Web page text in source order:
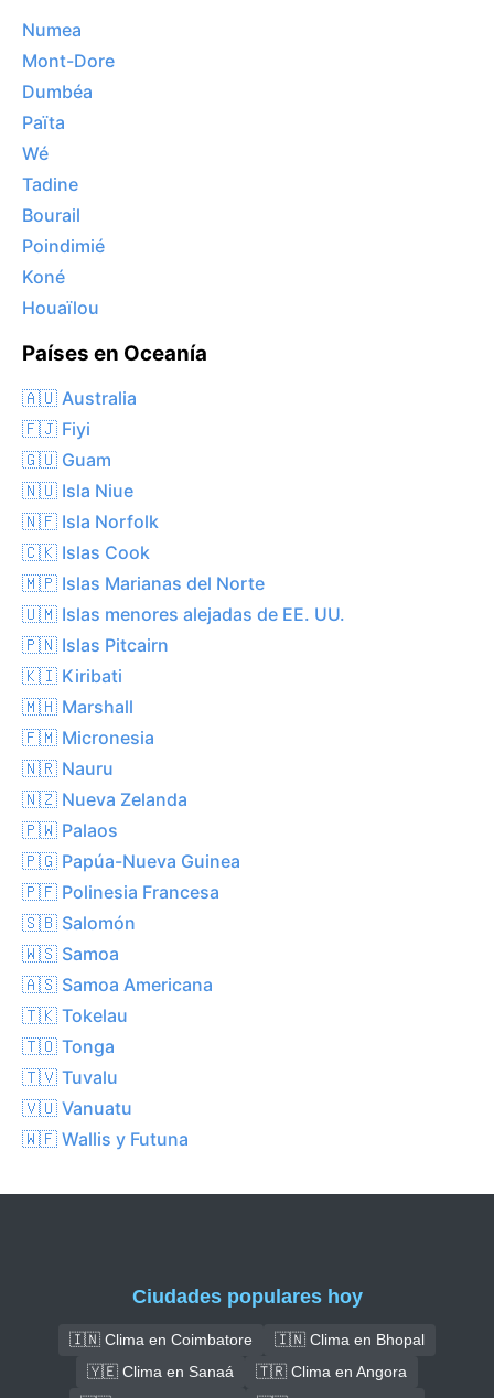
Numea
Mont-Dore
Dumbéa
Païta
Wé
Tadine
Bourail
Poindimié
Koné
Houaïlou
Países en Oceanía
🇦🇺 Australia
🇫🇯 Fiyi
🇬🇺 Guam
🇳🇺 Isla Niue
🇳🇫 Isla Norfolk
🇨🇰 Islas Cook
🇲🇵 Islas Marianas del Norte
🇺🇲 Islas menores alejadas de EE. UU.
🇵🇳 Islas Pitcairn
🇰🇮 Kiribati
🇲🇭 Marshall
🇫🇲 Micronesia
🇳🇷 Nauru
🇳🇿 Nueva Zelanda
🇵🇼 Palaos
🇵🇬 Papúa-Nueva Guinea
🇵🇫 Polinesia Francesa
🇸🇧 Salomón
🇼🇸 Samoa
🇦🇸 Samoa Americana
🇹🇰 Tokelau
🇹🇴 Tonga
🇹🇻 Tuvalu
🇻🇺 Vanuatu
🇼🇫 Wallis y Futuna
Ciudades populares hoy
🇮🇳 Clima en Coimbatore
🇮🇳 Clima en Bhopal
🇾🇪 Clima en Sanaá
🇹🇷 Clima en Angora